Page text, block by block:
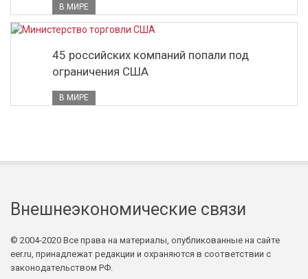
В МИРЕ
45 российских компаний попали под
ограничения США
В МИРЕ
Внешнеэкономические связи
© 2004-2020 Все права на материалы, опубликованные на сайте
eer.ru, принадлежат редакции и охраняются в соответствии с
законодательством РФ.